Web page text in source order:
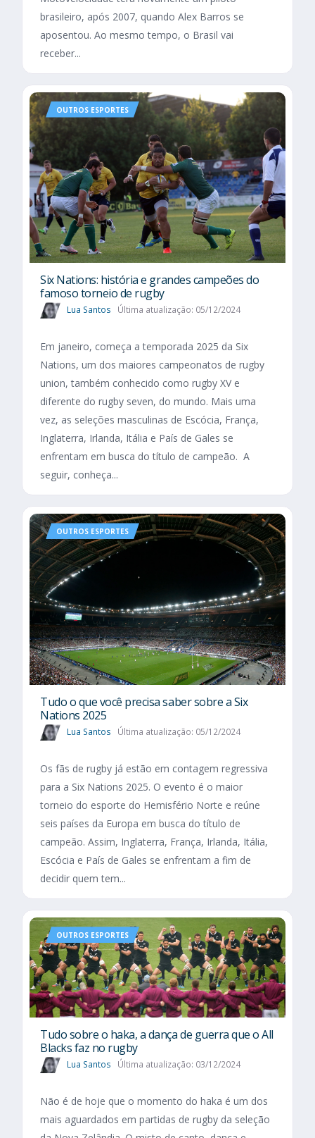
brasileiro, após 2007, quando Alex Barros se
aposentou. Ao mesmo tempo, o Brasil vai
receber...
OUTROS ESPORTES
Six Nations​: história e grandes campeões do
famoso torneio de rugby
Lua Santos Última atualização: 05/12/2024
Em janeiro, começa a temporada 2025 da Six
Nations, um dos maiores campeonatos de rugby
union, também conhecido como rugby XV e
diferente do rugby seven, do mundo. Mais uma
vez, as seleções masculinas de Escócia, França,
Inglaterra, Irlanda, Itália e País de Gales se
enfrentam em busca do título de campeão. A
seguir, conheça...
OUTROS ESPORTES
Tudo o que você precisa saber sobre a Six
Nations 2025​
Lua Santos Última atualização: 05/12/2024
Os fãs de rugby já estão em contagem regressiva
para a Six Nations 2025. O evento é o maior
torneio do esporte do Hemisfério Norte e reúne
seis países da Europa em busca do título de
campeão. Assim, Inglaterra, França, Irlanda, Itália,
Escócia e País de Gales se enfrentam a fim de
decidir quem tem...
OUTROS ESPORTES
Tudo sobre o haka, a dança de guerra que o All
Blacks faz no rugby
Lua Santos Última atualização: 03/12/2024
Não é de hoje que o momento do haka é um dos
mais aguardados em partidas de rugby da seleção